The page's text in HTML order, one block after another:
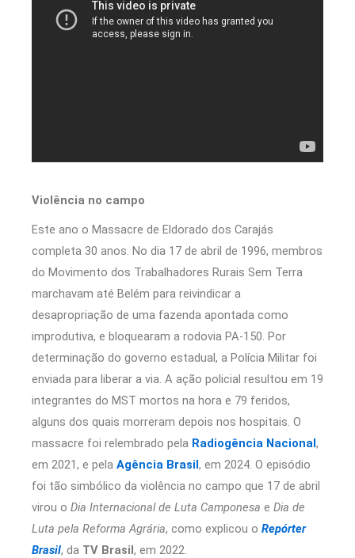
Violência no campo
Este ano o Massacre de Eldorado dos Carajás
completa 30 anos. No dia 17 de abril de 1996, membros
do Movimento dos Trabalhadores Rurais Sem Terra
marchavam até Belém para reivindicar a
desapropriação de uma fazenda apontada como
improdutiva, e bloquearam a rodovia PA-150. Por
determinação do governo estadual, a Polícia Militar foi
enviada para liberar a via. A ação policial resultou em 19
integrantes do MST mortos na hora e 79 feridos,
alguns dos quais morreram depois nos hospitais. O
massacre foi relembrado pela Radiogência Nacional,
em 2021, e pela Agência Brasil, em 2024. O episódio
foi tão simbólico da violência no campo que 17 de abril
virou o Dia Internacional de Luta Camponesa e Dia de
Luta pela Reforma Agrária, como explicou o Repórter
Brasil, da TV Brasil, em 2022.